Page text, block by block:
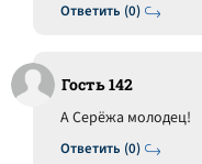
Ответить (0)
Гость 142
Ответить (0)
А Серёжа молодец!